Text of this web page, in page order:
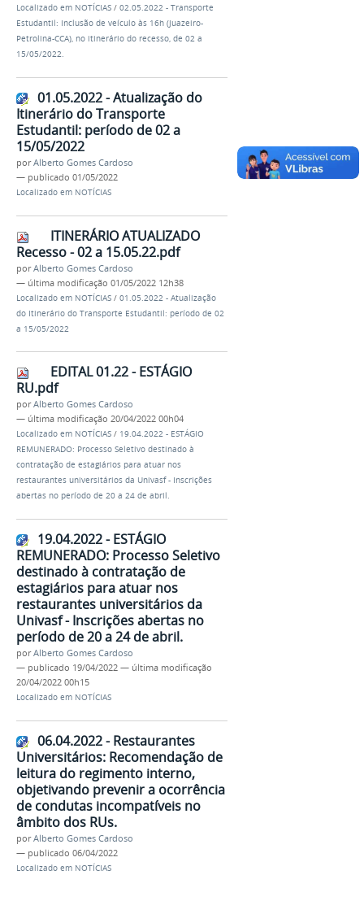
Localizado em NOTÍCIAS / 02.05.2022 - Transporte
Estudantil: Inclusão de veículo às 16h (Juazeiro-
Petrolina-CCA), no itinerário do recesso, de 02 a
15/05/2022.
01.05.2022 - Atualização do
Itinerário do Transporte
Estudantil: período de 02 a
15/05/2022
porAlberto Gomes Cardoso
— publicado 01/05/2022
Localizado em NOTÍCIAS
ITINERÁRIO ATUALIZADO
Recesso - 02 a 15.05.22.pdf
porAlberto Gomes Cardoso
— última modificação 01/05/2022 12h38
Localizado em NOTÍCIAS / 01.05.2022 - Atualização
do Itinerário do Transporte Estudantil: período de 02
a 15/05/2022
EDITAL 01.22 - ESTÁGIO
RU.pdf
porAlberto Gomes Cardoso
— última modificação 20/04/2022 00h04
Localizado em NOTÍCIAS / 19.04.2022 - ESTÁGIO
REMUNERADO: Processo Seletivo destinado à
contratação de estagiários para atuar nos
restaurantes universitários da Univasf - Inscrições
abertas no período de 20 a 24 de abril.
19.04.2022 - ESTÁGIO
REMUNERADO: Processo Seletivo
destinado à contratação de
estagiários para atuar nos
restaurantes universitários da
Univasf - Inscrições abertas no
período de 20 a 24 de abril.
porAlberto Gomes Cardoso
— publicado 19/04/2022 — última modificação
20/04/2022 00h15
Localizado em NOTÍCIAS
06.04.2022 - Restaurantes
Universitários: Recomendação de
leitura do regimento interno,
objetivando prevenir a ocorrência
de condutas incompatíveis no
âmbito dos RUs.
porAlberto Gomes Cardoso
— publicado 06/04/2022
Localizado em NOTÍCIAS